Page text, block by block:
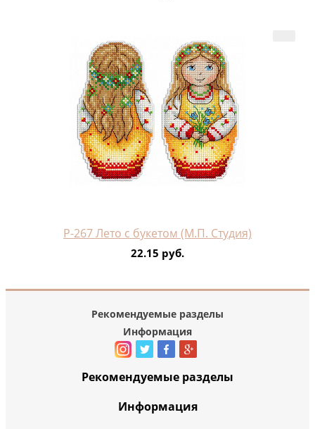
Р-267 Лето с букетом (М.П. Студия)
22.15 руб.
Рекомендуемые разделы
Информация
Рекомендуемые разделы
Информация